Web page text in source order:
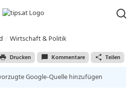
Wirtschaft & Politik
Drucken Kommentare Teilen
Google-Quelle hinzufügen